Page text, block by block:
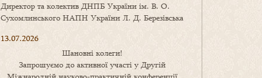
Директор та колектив ДНПБ України ім. В. О.
Сухомлинського НАПН України Л. Д. Березівська
13.07.2026
Шановні колеги!
Запрошуємо до активної участі у Другій